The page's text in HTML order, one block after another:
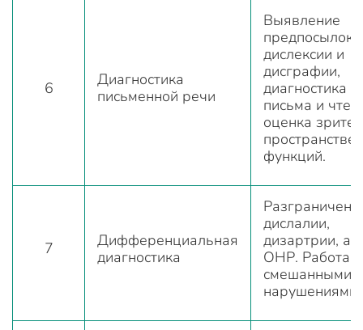
6
Диагностика
письменной речи
Выявление
предпосылок
дислексии и
дисграфии,
диагностика
письма и
оценка
функций.
7
Дифференциальная
диагностика
дислалии,
дизартрии,
ОНР. Работа
смешанными
нарушениями.